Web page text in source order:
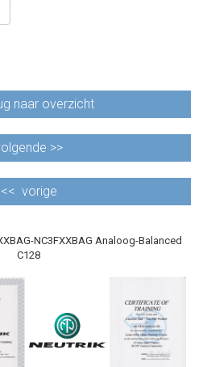
naar overzicht
>>
<< vorige